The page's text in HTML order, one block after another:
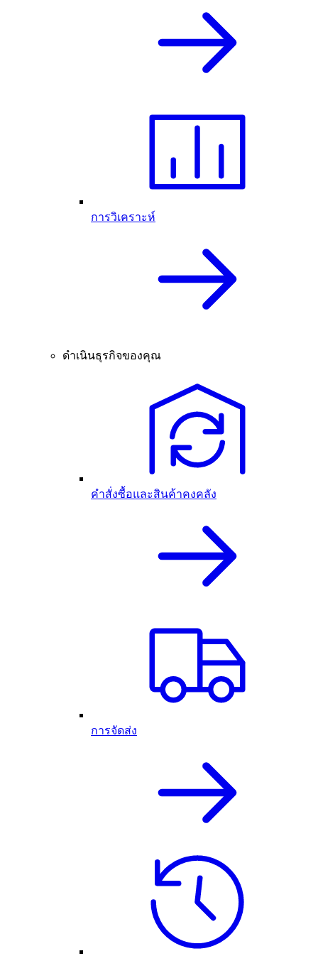
การวิเคราะห์
ดำเนินธุรกิจของคุณ
คำสั่งซื้อและสินค้าคงคลัง
การจัดส่ง